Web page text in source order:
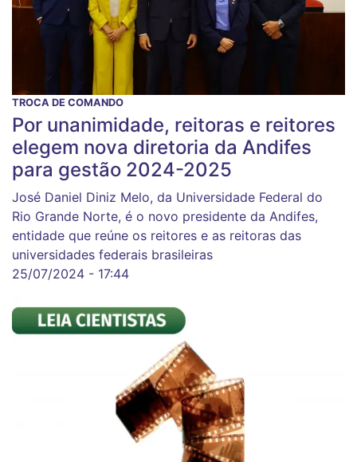
TROCA DE COMANDO
Por unanimidade, reitoras e reitores
elegem nova diretoria da Andifes
para gestão 2024-2025
José Daniel Diniz Melo, da Universidade Federal do
Rio Grande Norte, é o novo presidente da Andifes,
entidade que reúne os reitores e as reitoras das
universidades federais brasileiras
25/07/2024 - 17:44